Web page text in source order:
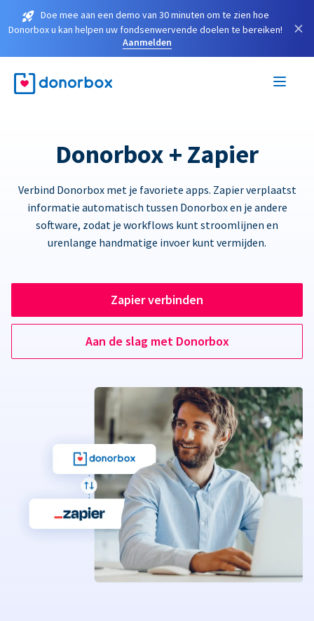
Doe mee aan een demo van 30 minuten om te zien hoe
Donorbox u kan helpen uw fondsenwervende doelen te bereiken!
Aanmelden
×
Donorbox + Zapier
Verbind Donorbox met je favoriete apps. Zapier verplaatst
informatie automatisch tussen Donorbox en je andere
software, zodat je workflows kunt stroomlijnen en
urenlange handmatige invoer kunt vermijden.
Zapier verbinden
Aan de slag met Donorbox